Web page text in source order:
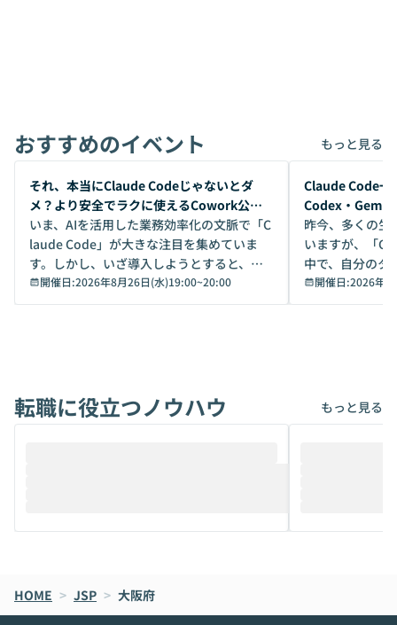
おすすめのイベント もっと見る
開催前
それ、本当にClaude Codeじゃないとダ
メ？より安全でラクに使えるCowork公開
デモ
いま、AIを活用した業務効率化の文脈で「C
laude Code」が大きな注目を集めていま
す。しかし、いざ導入しようとすると、セ
キュリティ面の懸念や権限管理のハードル
から、気軽に使えないケースも多いのでは
けでなく、想像以上の範囲まで自動化でき
ることは、まだあまり知られていません。
メルカリでの判断基準をもとに「なぜClau
oworkの基本的な機能をご紹介いただきま
す。 続く公開デモでは、実際にCoworkを
開催日:2026年8月26日(水)19:00~20:00
開催前
Claude Code一
Codex・
昨今、多くの生
いますが、「
中で、自分のタ
いいのか」を自
か？ 「なんとなく誰かが良いと言っていた
は、評判では
ているAIを選ぶこ
それぞれの本当
ント構築の最前
開催日:2026年8
転職に役立つノウハウ もっと見る
HOME > JSP > 大阪府